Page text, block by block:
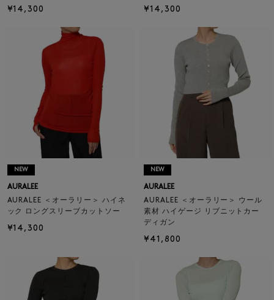
¥14,300 ¥14,300
NEW
AURALEE
AURALEE ＜オーラリー＞ ハイネ
ック ロングスリーブカットソー
¥14,300
NEW
AURALEE
AURALEE ＜オーラリー＞ ウール
素材 ハイゲージ リブニットカー
ディガン
¥41,800